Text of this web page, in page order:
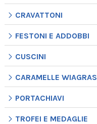
CRAVATTONI
FESTONI E ADDOBBI
CUSCINI
CARAMELLE WIAGRAS
PORTACHIAVI
TROFEI E MEDAGLIE